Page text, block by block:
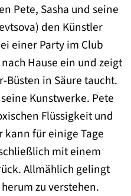
Pete, Sasha und seine
den Künstler
einer Party im Club
Hause ein und zeigt
in Säure taucht.
Kunstwerke. Pete
Flüssigkeit und
kann für einige Tage
mit einem
Allmählich gelingt
zu verstehen.